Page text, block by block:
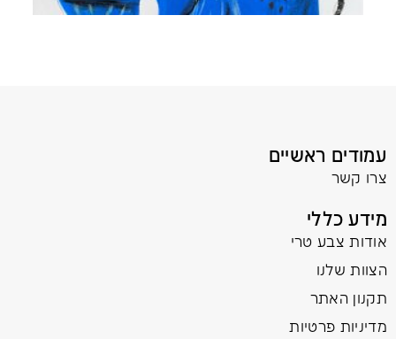
עמודים ראשיים
צרו קשר
מידע כללי
אודות צבע טרי
הצוות שלנו
תקנון האתר
מדיניות פרטיות